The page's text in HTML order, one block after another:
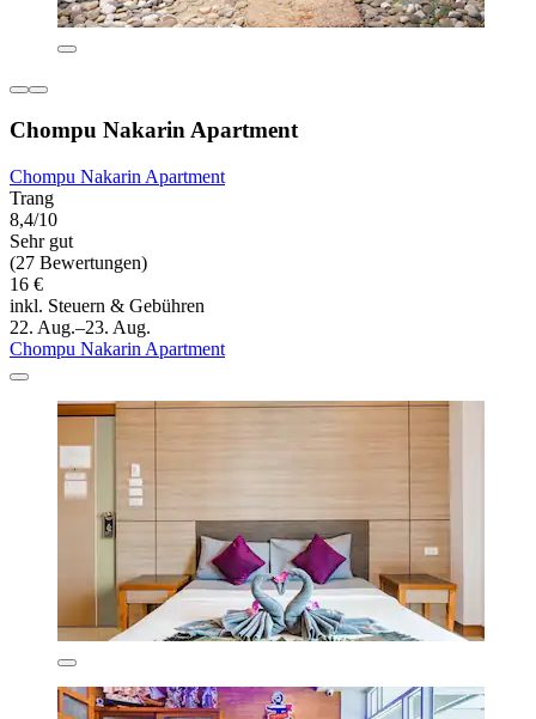
Chompu Nakarin Apartment
Chompu Nakarin Apartment
Trang
8,4/10
Sehr gut
(27 Bewertungen)
16 €
inkl. Steuern & Gebühren
22. Aug.–23. Aug.
Chompu Nakarin Apartment